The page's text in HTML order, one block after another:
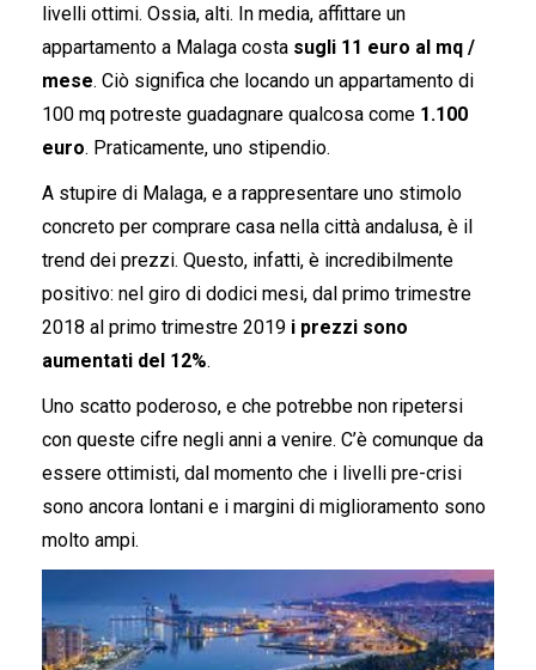
livelli ottimi. Ossia, alti. In media, affittare un
appartamento a Malaga costa sugli 11 euro al mq /
mese. Ciò significa che locando un appartamento di
100 mq potreste guadagnare qualcosa come 1.100
euro. Praticamente, uno stipendio.
A stupire di Malaga, e a rappresentare uno stimolo
concreto per comprare casa nella città andalusa, è il
trend dei prezzi. Questo, infatti, è incredibilmente
positivo: nel giro di dodici mesi, dal primo trimestre
2018 al primo trimestre 2019 i prezzi sono
aumentati del 12%.
Uno scatto poderoso, e che potrebbe non ripetersi
con queste cifre negli anni a venire. C’è comunque da
essere ottimisti, dal momento che i livelli pre-crisi
sono ancora lontani e i margini di miglioramento sono
molto ampi.